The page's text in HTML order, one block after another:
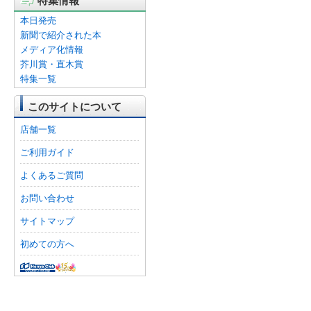
本日発売
新聞で紹介された本
メディア化情報
芥川賞・直木賞
特集一覧
このサイトについて
店舗一覧
ご利用ガイド
よくあるご質問
お問い合わせ
サイトマップ
初めての方へ